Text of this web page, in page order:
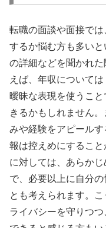
転職の面談や面接で
するか悩む方も多い
の詳細などを聞かれ
えば、年収について
曖昧な表現を使うこ
きるかもしれません
みや経験をアピール
報は控えめにするこ
に対しては、あらか
で、必要以上に自分
とも考えられます。
ライバシーを守りつ